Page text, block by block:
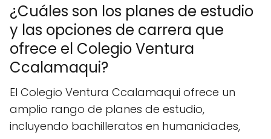
¿Cuáles son los planes de estudio
y las opciones de carrera que
ofrece el Colegio Ventura
Ccalamaqui?
El Colegio Ventura Ccalamaqui ofrece un
amplio rango de planes de estudio,
incluyendo bachilleratos en humanidades,